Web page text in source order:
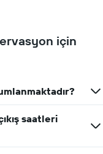
için
saatleri